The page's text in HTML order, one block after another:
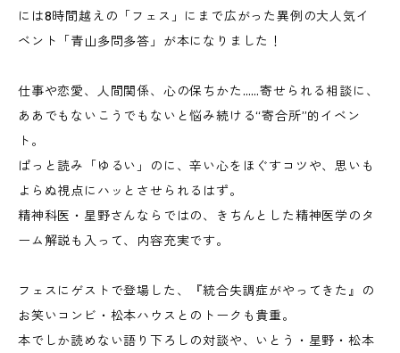
には8時間越えの「フェス」にまで広がった異例の大人気イ
ベント「青山多問多答」が本になりました！
仕事や恋愛、人間関係、心の保ちかた……寄せられる相談に、
ああでもないこうでもないと悩み続ける“寄合所”的イベン
ト。
ぱっと読み「ゆるい」のに、辛い心をほぐすコツや、思いも
よらぬ視点にハッとさせられるはず。
精神科医・星野さんならではの、きちんとした精神医学のタ
ーム解説も入って、内容充実です。
フェスにゲストで登場した、『統合失調症がやってきた』の
お笑いコンビ・松本ハウスとのトークも貴重。
本でしか読めない語り下ろしの対談や、いとう・星野・松本